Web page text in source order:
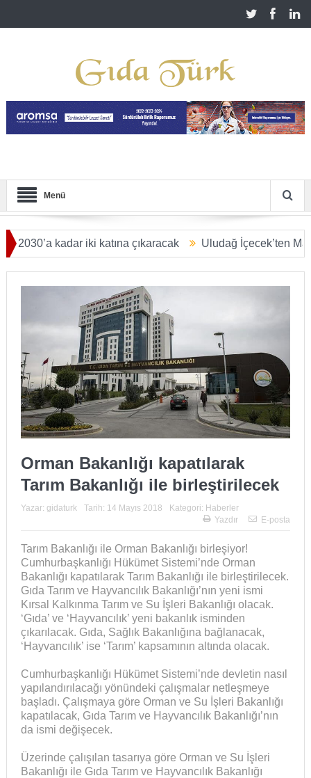
Menü
kadar iki katına çıkaracak Uludağ İçecek’ten
DOLARA ULAŞACAK
Orman Bakanlığı kapatılarak
Tarım Bakanlığı ile birleştirilecek
Yazar: gidaturk Tarih: 14 Mayıs 2018 Kategori: Haberler
Yazdır
E-posta
Tarım Bakanlığı ile Orman Bakanlığı birleşiyor!
Cumhurbaşkanlığı Hükümet Sistemi’nde Orman
Bakanlığı kapatılarak Tarım Bakanlığı ile birleştirilecek.
Gıda Tarım ve Hayvancılık Bakanlığı’nın yeni ismi
Kırsal Kalkınma Tarım ve Su İşleri Bakanlığı olacak.
‘Gıda’ ve ‘Hayvancılık’ yeni bakanlık isminden
çıkarılacak. Gıda, Sağlık Bakanlığına bağlanacak,
‘Hayvancılık’ ise ‘Tarım’ kapsamının altında olacak.
Cumhurbaşkanlığı Hükümet Sistemi’nde devletin nasıl
yapılandırılacağı yönündeki çalışmalar netleşmeye
başladı. Çalışmaya göre Orman ve Su İşleri Bakanlığı
kapatılacak, Gıda Tarım ve Hayvancılık Bakanlığı’nın
da ismi değişecek.
Üzerinde çalışılan tasarıya göre Orman ve Su İşleri
Bakanlığı ile Gıda Tarım ve Hayvancılık Bakanlığı